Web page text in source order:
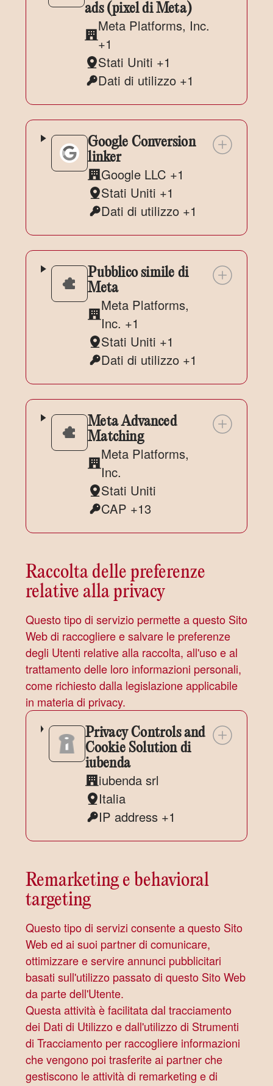
ads (pixel di Meta)
Azienda:
Meta Platforms, Inc.
+1
Luogo
del
trattamento:
Stati Uniti +1
Dati
Personali
trattati:
Dati di utilizzo +1
Google Conversion
linker
Azienda:
Google LLC +1
Luogo
del
trattamento:
Stati Uniti +1
Dati
Personali
trattati:
Dati di utilizzo +1
Pubblico simile di
Meta
Azienda:
Meta Platforms,
Inc. +1
Luogo
del
trattamento:
Stati Uniti +1
Dati
Personali
trattati:
Dati di utilizzo +1
Meta Advanced
Matching
Azienda:
Meta Platforms,
Inc.
Luogo
del
trattamento:
Stati Uniti
Dati
Personali
CAP +13
Raccolta delle preferenze
relative alla privacy
Questo tipo di servizio permette a questo Sito
Web di raccogliere e salvare le preferenze
degli Utenti relative alla raccolta, all'uso e al
trattamento delle loro informazioni personali,
come richiesto dalla legislazione applicabile
in materia di privacy.
Privacy Controls and
Cookie Solution di
iubenda
Azienda:
iubenda srl
Luogo
del
trattamento:
Italia
Dati
Personali
IP address +1
Remarketing e behavioral
targeting
Questo tipo di servizi consente a questo Sito
Web ed ai suoi partner di comunicare,
ottimizzare e servire annunci pubblicitari
basati sull'utilizzo passato di questo Sito Web
da parte dell'Utente.
Questa attività è facilitata dal tracciamento
dei Dati di Utilizzo e dall'utilizzo di Strumenti
di Tracciamento per raccogliere informazioni
che vengono poi trasferite ai partner che
gestiscono le attività di remarketing e di